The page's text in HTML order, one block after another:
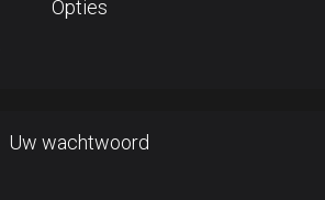
Opties
Uw wachtwoord